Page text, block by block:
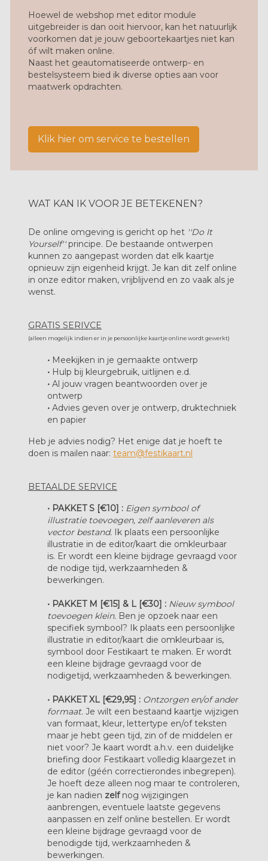
Hoewel de webshop met editor module
uitgebreider is dan ooit hiervoor, kan het natuurlijk
voorkomen dat je jouw geboortekaartjes niet kan
óf wilt maken online.
Naast het geautomatiseerde ontwerp- en
bestelsysteem bied ik diverse opties aan voor
maatwerk opdrachten.
Klik hier om service te bestellen
WAT KAN IK VOOR JE BETEKENEN?
De online omgeving is gericht op het ''Do It
Yourself''principe. De bestaande ontwerpen
kunnen zo aangepast worden dat elk kaartje
opnieuw zijn eigenheid krijgt. Je kan dit zelf online
in onze editor maken, vrijblijvend en zo vaak als je
wenst.
GRATIS SERIVCE
(alleen mogelijk indien er in je persoonlijke kaartje online wordt gewerkt)
• Meekijken in je gemaakte ontwerp
• Hulp bij kleurgebruik, uitlijnen e.d.
• Al jouw vragen beantwoorden over je
ontwerp
• Advies geven over je ontwerp, druktechniek
en papier
Heb je advies nodig? Het enige dat je hoeft te
doen is mailen naar: team@festikaart.nl
BETAALDE SERVICE
• PAKKET S [€10] : Eigen symbool of
illustratie toevoegen, zelf aanleveren als
vector bestand. Ik plaats een persoonlijke
illustratie in de editor/kaart die omkleurbaar
is. Er wordt een kleine bijdrage gevraagd voor
de nodige tijd, werkzaamheden &
bewerkingen.
• PAKKET M [€15] & L [€30] : Nieuw symbool
toevoegen klein. Ben je opzoek naar een
specifiek symbool? Ik plaats een persoonlijke
illustratie in editor/kaart die omkleurbaar is,
symbool door Festikaart te maken. Er wordt
een kleine bijdrage gevraagd voor de
nodigetijd, werkzaamheden & bewerkingen.
• PAKKET XL [€29,95] : Ontzorgen en/of ander
formaat. Je wilt een bestaand kaartje wijzigen
van formaat, kleur, lettertype en/of teksten
maar je hebt geen tijd, zin of de middelen er
niet voor? Je kaart wordt a.h.v. een duidelijke
briefing door Festikaart volledig klaargezet in
de editor (géén correctierondes inbegrepen).
Je hoeft deze alleen nog maar te controleren,
je kan nadien zelf nog wijzigingen
aanbrengen, eventuele laatste gegevens
aanpassen en zelf online bestellen. Er wordt
een kleine bijdrage gevraagd voor de
benodigde tijd, werkzaamheden &
bewerkingen.